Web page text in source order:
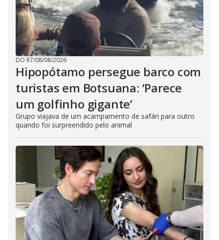
DO R7/08/08/2026
Hipopótamo persegue barco com
turistas em Botsuana: ‘Parece
um golfinho gigante’
Grupo viajava de um acampamento de safári para outro
quando foi surpreendido pelo animal